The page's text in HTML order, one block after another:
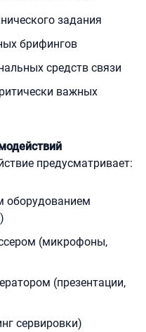
задания
брифингов
средств связи
важных
предусматривает:
оборудованием
(микрофоны,
(презентации,
сервировки)